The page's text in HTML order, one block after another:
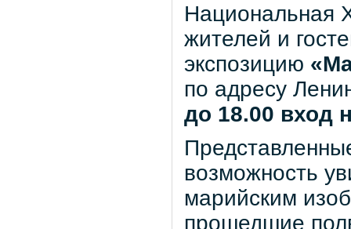
Национальная
жителей и
экспозицию
по адресу
до 18.00 вход
возможность
марийским
прошедшие